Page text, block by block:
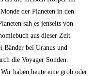
der Planeten in den
sah es jenseits von
aus dieser Zeit
Bänder bei Uranus und
die Voyager Sonden.
haben heute eine grob oder